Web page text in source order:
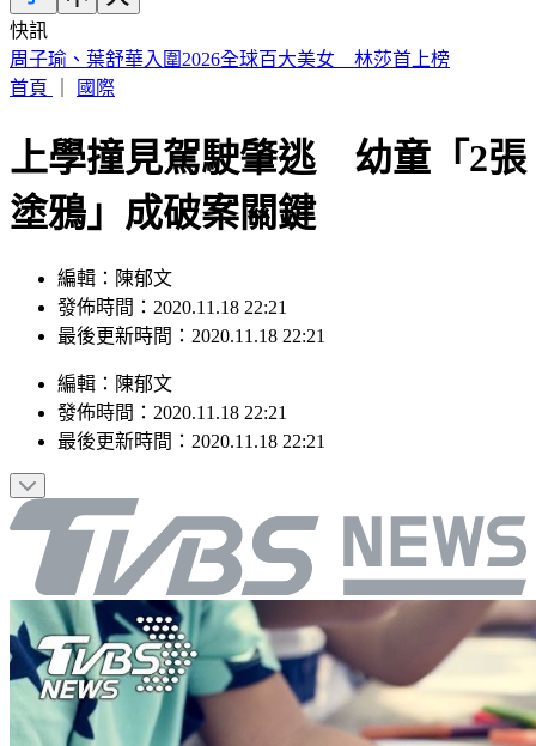
快訊
外送發票「中獎1000萬」 繳水費也中2百萬
首頁
國際
上學撞見駕駛肇逃 幼童「2張
塗鴉」成破案關鍵
編輯：陳郁文
發佈時間：2020.11.18 22:21
最後更新時間：2020.11.18 22:21
編輯 ： 陳郁文
發佈時間： 2020.11.18 22:21
最後更新時間： 2020.11.18 22:21